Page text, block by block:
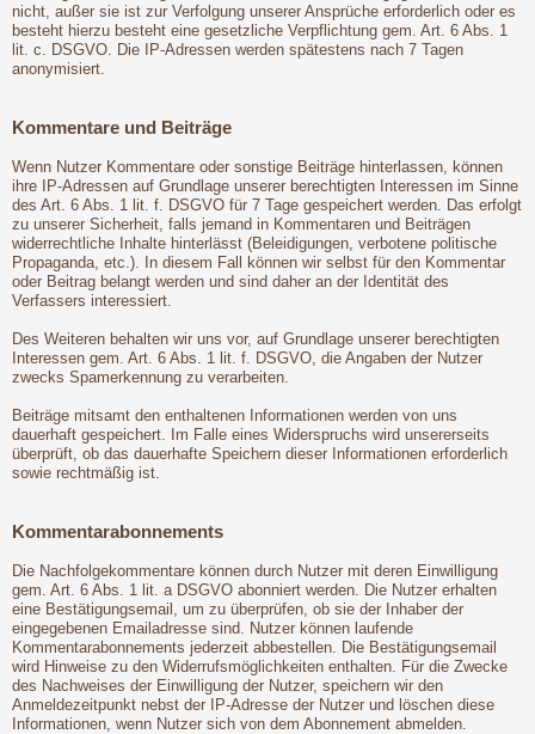
nicht, außer sie ist zur Verfolgung unserer Ansprüche erforderlich oder es
besteht hierzu besteht eine gesetzliche Verpflichtung gem. Art. 6 Abs. 1
lit. c. DSGVO. Die IP-Adressen werden spätestens nach 7 Tagen
anonymisiert.
Kommentare und Beiträge
Wenn Nutzer Kommentare oder sonstige Beiträge hinterlassen, können
ihre IP-Adressen auf Grundlage unserer berechtigten Interessen im Sinne
des Art. 6 Abs. 1 lit. f. DSGVO für 7 Tage gespeichert werden. Das erfolgt
zu unserer Sicherheit, falls jemand in Kommentaren und Beiträgen
widerrechtliche Inhalte hinterlässt (Beleidigungen, verbotene politische
Propaganda, etc.). In diesem Fall können wir selbst für den Kommentar
oder Beitrag belangt werden und sind daher an der Identität des
Verfassers interessiert.
Des Weiteren behalten wir uns vor, auf Grundlage unserer berechtigten
Interessen gem. Art. 6 Abs. 1 lit. f. DSGVO, die Angaben der Nutzer
zwecks Spamerkennung zu verarbeiten.
Beiträge mitsamt den enthaltenen Informationen werden von uns
dauerhaft gespeichert. Im Falle eines Widerspruchs wird unsererseits
überprüft, ob das dauerhafte Speichern dieser Informationen erforderlich
sowie rechtmäßig ist.
Kommentarabonnements
Die Nachfolgekommentare können durch Nutzer mit deren Einwilligung
gem. Art. 6 Abs. 1 lit. a DSGVO abonniert werden. Die Nutzer erhalten
eine Bestätigungsemail, um zu überprüfen, ob sie der Inhaber der
eingegebenen Emailadresse sind. Nutzer können laufende
Kommentarabonnements jederzeit abbestellen. Die Bestätigungsemail
wird Hinweise zu den Widerrufsmöglichkeiten enthalten. Für die Zwecke
des Nachweises der Einwilligung der Nutzer, speichern wir den
Anmeldezeitpunkt nebst der IP-Adresse der Nutzer und löschen diese
Informationen, wenn Nutzer sich von dem Abonnement abmelden.